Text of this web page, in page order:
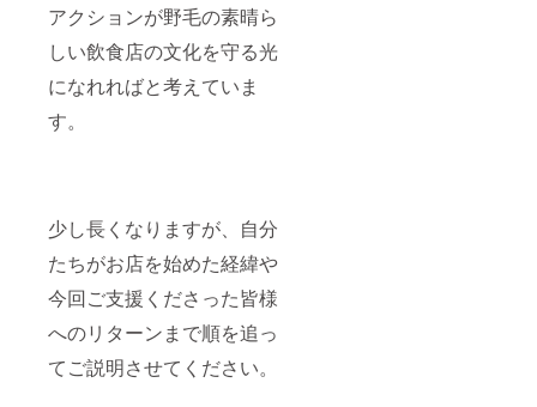
アクションが野毛の素晴ら
しい飲食店の文化を守る光
になれればと考えていま
す。
少し長くなりますが、自分
たちがお店を始めた経緯や
今回ご支援くださった皆様
へのリターンまで順を追っ
てご説明させてください。